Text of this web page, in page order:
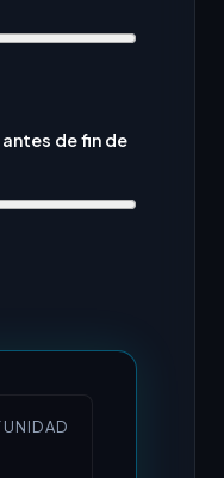
de fin de